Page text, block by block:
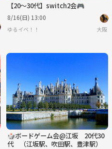
【20〜30代】switch2会🎮
8/16(日) 13:00
ゆるイベ！！ 大阪
🎲ボードゲーム会@江坂 20代30
代 （江坂駅、吹田駅、豊津駅）